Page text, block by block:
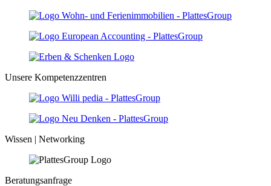
Unsere Kompetenzzentren
Wissen | Networking
Beratungsanfrage